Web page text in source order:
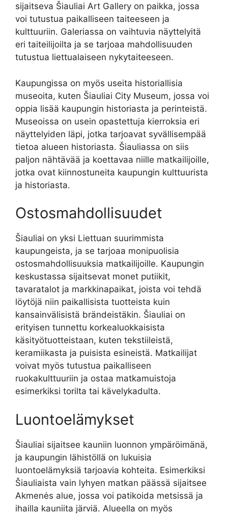
sijaitseva Šiauliai Art Gallery on paikka, jossa
voi tutustua paikalliseen taiteeseen ja
kulttuuriin. Galeriassa on vaihtuvia näyttelyitä
eri taiteilijoilta ja se tarjoaa mahdollisuuden
tutustua liettualaiseen nykytaiteeseen.
Kaupungissa on myös useita historiallisia
museoita, kuten Šiauliai City Museum, jossa voi
oppia lisää kaupungin historiasta ja perinteistä.
Museoissa on usein opastettuja kierroksia eri
näyttelyiden läpi, jotka tarjoavat syvällisempää
tietoa alueen historiasta. Šiauliassa on siis
paljon nähtävää ja koettavaa niille matkailijoille,
jotka ovat kiinnostuneita kaupungin kulttuurista
ja historiasta.
Ostosmahdollisuudet
Šiauliai on yksi Liettuan suurimmista
kaupungeista, ja se tarjoaa monipuolisia
ostosmahdollisuuksia matkailijoille. Kaupungin
keskustassa sijaitsevat monet putiikit,
tavaratalot ja markkinapaikat, joista voi tehdä
löytöjä niin paikallisista tuotteista kuin
kansainvälisistä brändeistäkin. Šiauliai on
erityisen tunnettu korkealuokkaisista
käsityötuotteistaan, kuten tekstiileistä,
keramiikasta ja puisista esineistä. Matkailijat
voivat myös tutustua paikalliseen
ruokakulttuuriin ja ostaa matkamuistoja
esimerkiksi torilta tai kävelykadulta.
Luontoelämykset
Šiauliai sijaitsee kauniin luonnon ympäröimänä,
ja kaupungin lähistöllä on lukuisia
luontoelämyksiä tarjoavia kohteita. Esimerkiksi
Šiauliaista vain lyhyen matkan päässä sijaitsee
Akmenės alue, jossa voi patikoida metsissä ja
ihailla kauniita järviä. Alueella on myös